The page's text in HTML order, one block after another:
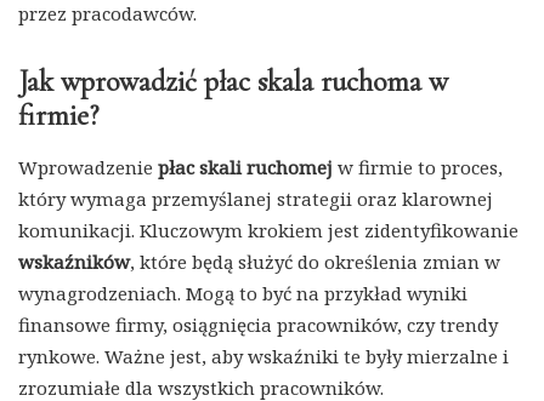
przez pracodawców.
Jak wprowadzić płac skala ruchoma w
firmie?
Wprowadzenie płac skali ruchomej w firmie to proces,
który wymaga przemyślanej strategii oraz klarownej
komunikacji. Kluczowym krokiem jest zidentyfikowanie
wskaźników, które będą służyć do określenia zmian w
wynagrodzeniach. Mogą to być na przykład wyniki
finansowe firmy, osiągnięcia pracowników, czy trendy
rynkowe. Ważne jest, aby wskaźniki te były mierzalne i
zrozumiałe dla wszystkich pracowników.